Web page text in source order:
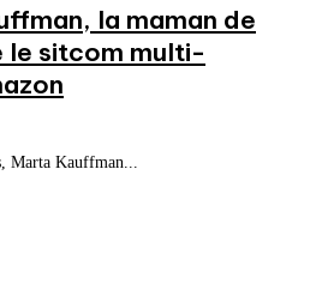
la maman de
le sitcom multi-
Marta Kauffman...